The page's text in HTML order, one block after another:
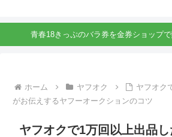
青春18きっぷのバラ券を金券ショップ
ホーム ヤフオク
ヤフオク
がお伝えするヤフーオークションのコツ
ヤフオクで1万回以上出品し